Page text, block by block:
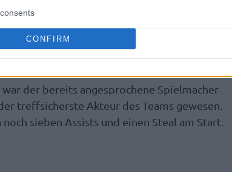
CONFIRM
Paul Zipser, genauso wie Big-Man
Der deutsche Nationalspieler
mit weiteren vier Rebounds, drei Assists
Drei-Punkte-Linie.
der bereits angesprochene Spielmacher
treffsicherste Akteur des Teams gewesen.
sieben Assists und einen Steal am Start.